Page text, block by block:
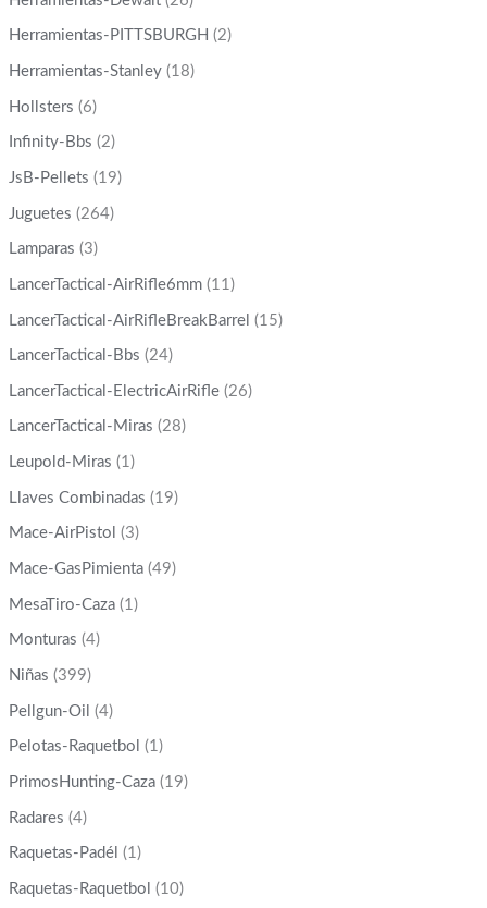
Herramientas-PITTSBURGH (2)
Herramientas-Stanley (18)
Hollsters (6)
Infinity-Bbs (2)
JsB-Pellets (19)
Juguetes (264)
Lamparas (3)
LancerTactical-AirRifle6mm (11)
LancerTactical-AirRifleBreakBarrel (15)
LancerTactical-Bbs (24)
LancerTactical-ElectricAirRifle (26)
LancerTactical-Miras (28)
Leupold-Miras (1)
Llaves Combinadas (19)
Mace-AirPistol (3)
Mace-GasPimienta (49)
MesaTiro-Caza (1)
Monturas (4)
Niñas (399)
Pellgun-Oil (4)
Pelotas-Raquetbol (1)
PrimosHunting-Caza (19)
Radares (4)
Raquetas-Padél (1)
Raquetas-Raquetbol (10)